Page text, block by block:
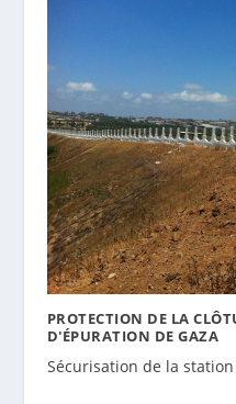
PROTECTION DE LA
D'ÉPURATION DE GAZA
Sécurisation de la